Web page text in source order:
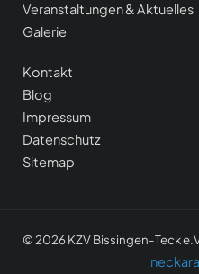
Veranstaltungen & Aktuelles
Galerie
Kontakt
Blog
Impressum
Datenschutz
Sitemap
© 2026 KZV Bissingen-Teck